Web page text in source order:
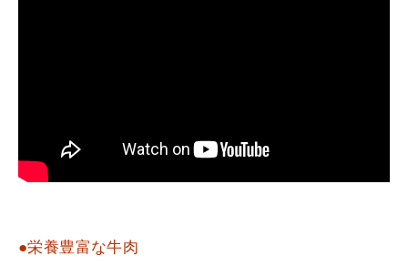
●栄養豊富な牛肉